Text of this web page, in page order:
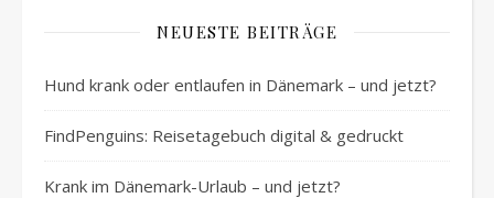
NEUESTE BEITRÄGE
Hund krank oder entlaufen in Dänemark – und jetzt?
FindPenguins: Reisetagebuch digital & gedruckt
Krank im Dänemark-Urlaub – und jetzt?